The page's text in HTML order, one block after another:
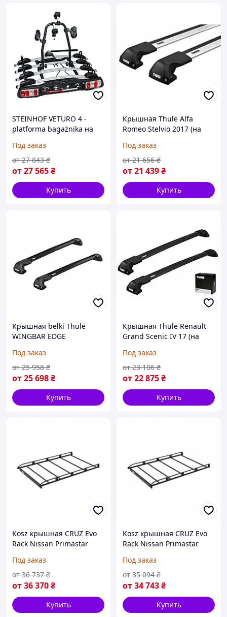
STEINHOF VETURO 4 -
platforma bagażnika на
Под заказ
от27 565₴
от 27 843 ₴
Купить
Крышная Thule Alfa
Romeo Stelvio 2017 (на
Под заказ
от21 439₴
от 21 656 ₴
Купить
Крышная belki Thule
WINGBAR EDGE
T6 2015-2022 (на Заказ)
Под заказ
от25 698₴
от 25 958 ₴
Купить
Крышная Thule Renault
Grand Scenic IV 17 (на
Под заказ
от22 875₴
от 23 106 ₴
Купить
Kosz крышная CRUZ Evo
Rack Nissan Primastar
Под заказ
от36 370₴
от 36 737 ₴
Купить
Kosz крышная CRUZ Evo
Rack Nissan Primastar
Заказ)
Под заказ
от34 743₴
от 35 094 ₴
Купить